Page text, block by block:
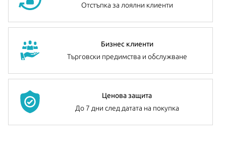
Отстъпка за лоялни клиенти
Бизнес клиенти
Търговски предимства и обслужване
Ценова защита
До 7 дни след датата на покупка